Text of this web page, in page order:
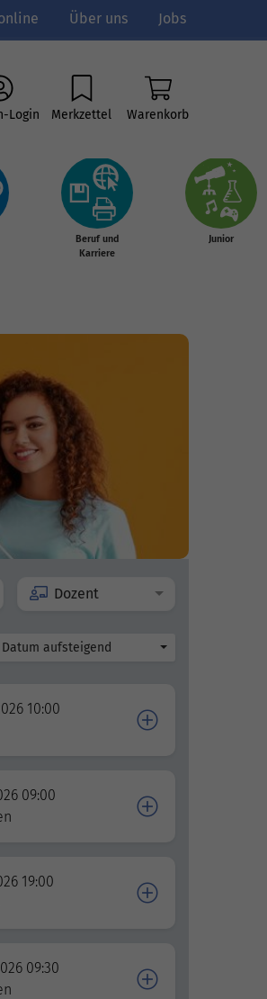
Über uns Jobs
Login Merkzettel Warenkorb
Beruf und
Karriere
Junior
Dozent
Datum aufsteigend
10:00
09:00
19:00
09:30